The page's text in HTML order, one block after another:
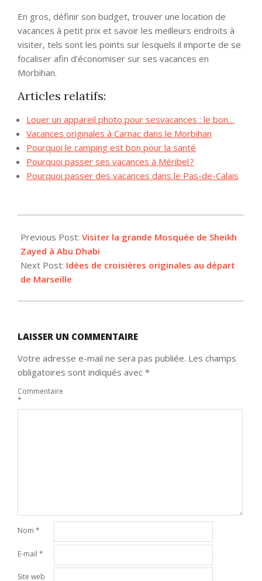
En gros, définir son budget, trouver une location de
vacances à petit prix et savoir les meilleurs endroits à
visiter, tels sont les points sur lesquels il importe de se
focaliser afin d’économiser sur ses vacances en
Morbihan.
Articles relatifs:
Louer un appareil photo pour sesvacances : le bon…
Vacances originales à Carnac dans le Morbihan
Pourquoi le camping est bon pour la santé
Pourquoi passer ses vacances à Méribel ?
Pourquoi passer des vacances dans le Pas-de-Calais
07-
11
Previous Post: Visiter la grande Mosquée de Sheikh
Zayed à Abu Dhabi
Next Post: Idées de croisières originales au départ
de Marseille
LAISSER UN COMMENTAIRE
Votre adresse e-mail ne sera pas publiée. Les champs
obligatoires sont indiqués avec *
Commentaire
*
Nom *
E-mail *
Site web